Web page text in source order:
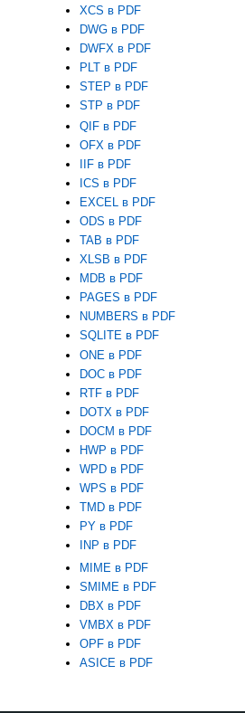
XCS в PDF
DWG в PDF
DWFX в PDF
PLT в PDF
STEP в PDF
STP в PDF
QIF в PDF
OFX в PDF
IIF в PDF
ICS в PDF
EXCEL в PDF
ODS в PDF
TAB в PDF
XLSB в PDF
MDB в PDF
PAGES в PDF
NUMBERS в PDF
SQLITE в PDF
ONE в PDF
DOC в PDF
RTF в PDF
DOTX в PDF
DOCM в PDF
HWP в PDF
WPD в PDF
WPS в PDF
TMD в PDF
PY в PDF
INP в PDF
MIME в PDF
SMIME в PDF
DBX в PDF
VMBX в PDF
OPF в PDF
ASICE в PDF